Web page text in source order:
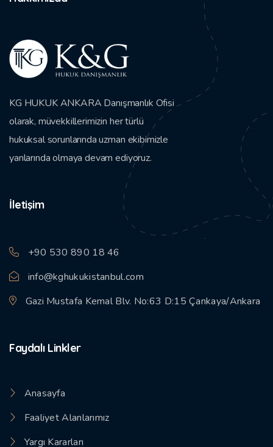
KG HUKUK ANKARA Danışmanlık Ofisi
olarak, müvekkillerimizin her türlü
hukuksal sorunlarında uzman ekibimizle
yanlarında olmaya devam ediyoruz.
İletişim
+90 530 890 18 46
info@kghukukistanbul.com
Gazi Mustafa Kemal Blv. No:63 D:15 Çankaya/Ankara
Faydalı Linkler
Anasayfa
Faaliyet Alanlarımız
Yargı Kararları